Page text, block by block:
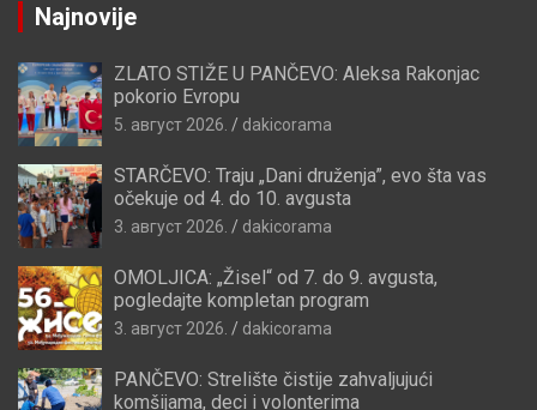
Najnovije
ZLATO STIŽE U PANČEVO: Aleksa Rakonjac
pokorio Evropu
5. август 2026. dakicorama
STARČEVO: Traju „Dani druženja”, evo šta vas
očekuje od 4. do 10. avgusta
3. август 2026. dakicorama
OMOLJICA: „Žisel“ od 7. do 9. avgusta,
pogledajte kompletan program
3. август 2026. dakicorama
PANČEVO: Strelište čistije zahvaljujući
komšijama, deci i volonterima